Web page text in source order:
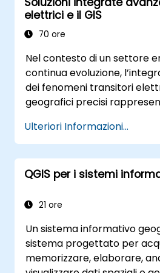
progettuali in ArcGIS.
elettrici e il GIS
70 ore
Nel contesto di un settore
continua evoluzione,
dei fenomeni transitori
geografici precisi
disomogeneo e
comporta rischi operativi
corso intensivo della durata
a Melbourne, è stato
geospaziale.
Ulteriori Informazioni...
QGIS per i sistemi
21 ore
Un sistema informativo
sistema progettato per
memorizzare, elaborare,